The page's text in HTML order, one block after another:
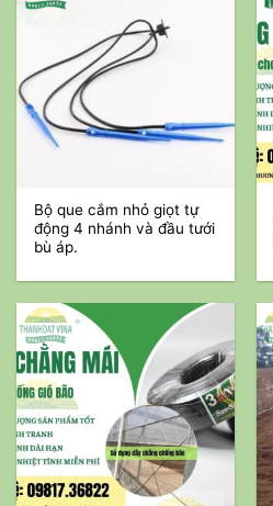
Bộ que cắm nhỏ giọt tự
động 4 nhánh và đầu tưới
bù áp.